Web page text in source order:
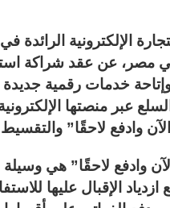
الإلكترونية
في مصر، عن عقد شراكة
خدمات رقمية جديدة
عبر منصتها
وادفع لاحقًا”
وادفع لاحقًا” هي
ازدياد الإقبال عليها